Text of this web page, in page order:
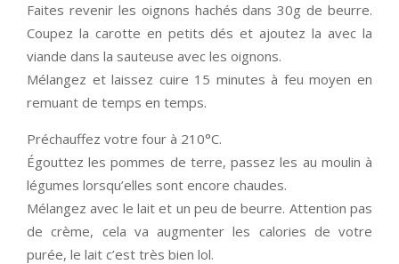
Faites revenir les oignons hachés dans 30g de beurre.
Coupez la carotte en petits dés et ajoutez la avec la
viande dans la sauteuse avec les oignons.
Mélangez et laissez cuire 15 minutes à feu moyen en
remuant de temps en temps.
Préchauffez votre four à 210°C.
Égouttez les pommes de terre, passez les au moulin à
légumes lorsqu’elles sont encore chaudes.
Mélangez avec le lait et un peu de beurre. Attention pas
de crème, cela va augmenter les calories de votre
purée, le lait c’est très bien lol.